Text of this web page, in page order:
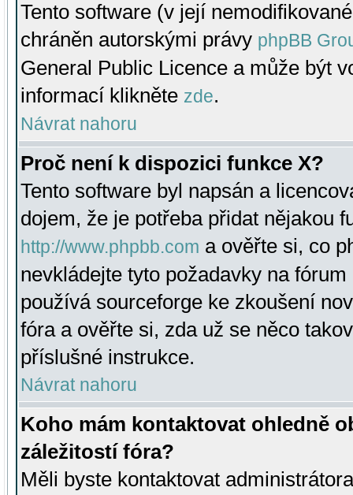
Tento software (v její
chráněn autorskými právy phpBB
General Public Licence a může být
informací klikněte zde.
Návrat nahoru
Proč není k dispozici funkce X?
Tento software byl napsán a
dojem, že je potřeba přidat nějakou
http://www.phpbb.com a ověřte si, co
nevkládejte tyto požadavky na
používá sourceforge ke zkoušení
fóra a ověřte si, zda už se něco
příslušné instrukce.
Návrat nahoru
Koho mám kontaktovat ohledně
záležitostí fóra?
Měli byste kontaktovat